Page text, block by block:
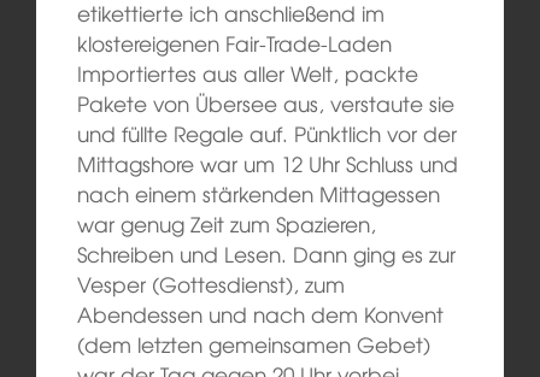
etikettierte ich anschließend im
klostereigenen Fair-Trade-Laden
Importiertes aus aller Welt, packte
Pakete von Übersee aus, verstaute sie
und füllte Regale auf. Pünktlich vor der
Mittagshore war um 12 Uhr Schluss und
nach einem stärkenden Mittagessen
war genug Zeit zum Spazieren,
Schreiben und Lesen. Dann ging es zur
Vesper (Gottesdienst), zum
Abendessen und nach dem Konvent
(dem letzten gemeinsamen Gebet)